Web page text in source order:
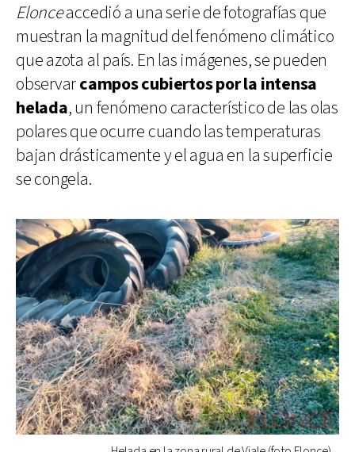
Elonceaccedió a una serie de fotografías que
muestran la magnitud del fenómeno climático
que azota al país. En las imágenes, se pueden
observarcampos cubiertos por la intensa
helada, un fenómeno característico de las olas
polares que ocurre cuando las temperaturas
bajan drásticamente y el agua en la superficie
se congela.